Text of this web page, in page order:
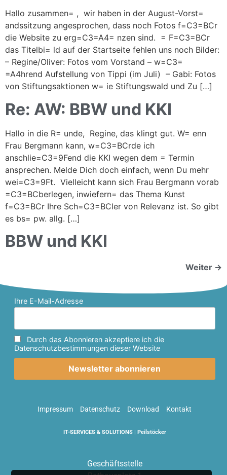
Hallo zusammen= , wir haben in der August-Vorst=
andssitzung angesprochen, dass noch Fotos f=C3=BCr
die Website zu erg=C3=A4= nzen sind. = F=C3=BCr
das Titelbi= ld auf der Startseite fehlen uns noch Bilder:
– Regine/Oliver: Fotos vom Vorstand – w=C3=
=A4hrend Aufstellung von Tippi (im Juli) – Gabi: Fotos
von Stiftungsaktionen w= ie Stiftungswald und Zu […]
Re: AW: BBW und KKI
Hallo in die R= unde, Regine, das klingt gut. W= enn
Frau Bergmann kann, w=C3=BCrde ich
anschlie=C3=9Fend die KKI wegen dem = Termin
ansprechen. Melde Dich doch einfach, wenn Du mehr
wei=C3=9Ft. Vielleicht kann sich Frau Bergmann vorab
=C3=BCberlegen, inwiefern= das Thema Kunst
f=C3=BCr Ihre Sch=C3=BCler von Relevanz ist. So gibt
es bs= pw. allg. […]
BBW und KKI
Weiter →
Ihre E-Mail-Adresse
Durch das Abonnieren akzeptiere ich die
Datenschutzbestimmungen dieser Website
Impressum Datenschutz Download Kontakt
IT-SERVICES & SOLUTIONS | Peilstöcker
Geschäftsstelle